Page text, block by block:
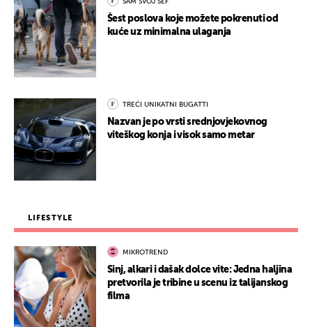
SAM SVOJ ŠEF
Šest poslova koje možete pokrenuti od
kuće uz minimalna ulaganja
TREĆI UNIKATNI BUGATTI
Nazvan je po vrsti srednjovjekovnog
viteškog konja i visok samo metar
LIFESTYLE
MIKROTREND
Sinj, alkari i dašak dolce vite: Jedna haljina
pretvorila je tribine u scenu iz talijanskog
filma